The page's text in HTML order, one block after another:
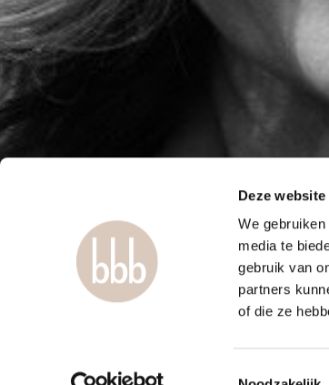
Deze
We
media te
gebruik van
partners
of die ze